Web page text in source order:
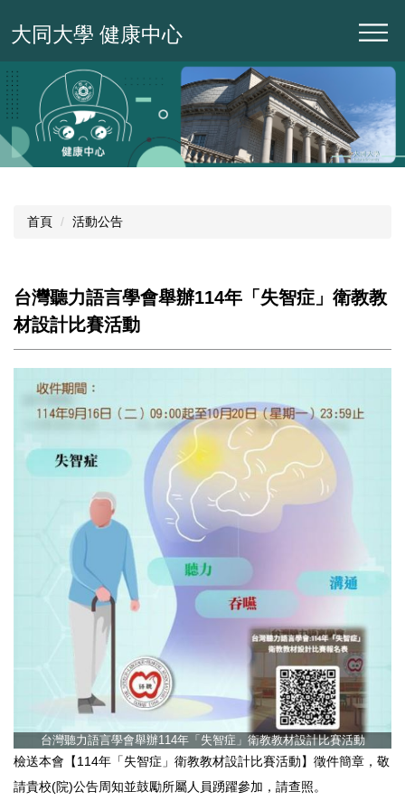
到
要
內
容
區
大同大學 健康中心
首頁 活動公告
台灣聽力語言學會舉辦114年「失智症」衛教教
材設計比賽活動
台灣聽力語言學會舉辦114年「失智症」衛教教材設計比賽活動
檢送本會【114年「失智症」衛教教材設計比賽活動】徵件簡章，敬
請貴校(院)公告周知並鼓勵所屬人員踴躍參加，請查照。